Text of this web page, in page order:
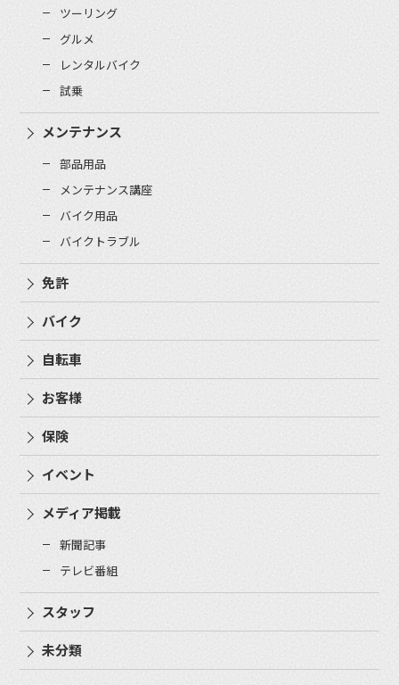
ツーリング
グルメ
レンタルバイク
試乗
メンテナンス
部品用品
メンテナンス講座
バイク用品
バイクトラブル
免許
バイク
自転車
お客様
保険
イベント
メディア掲載
新聞記事
テレビ番組
スタッフ
未分類